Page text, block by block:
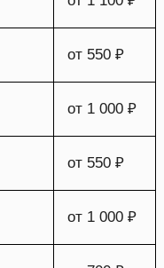
от 550 ₽
от 1 000 ₽
от 550 ₽
от 1 000 ₽